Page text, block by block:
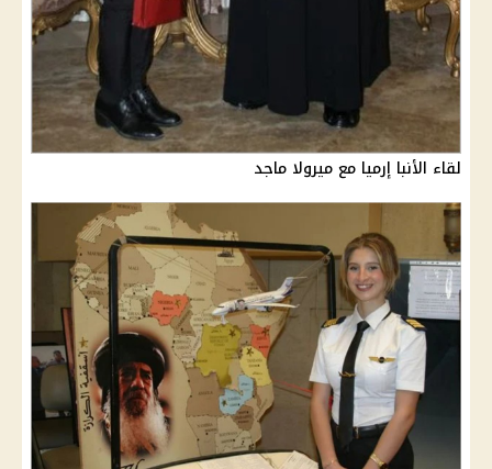
لقاء الأنبا إرميا مع ميرولا ماجد